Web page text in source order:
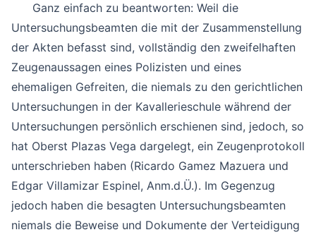
Ganz einfach zu beantworten: Weil die
Untersuchungsbeamten die mit der Zusammenstellung
der Akten befasst sind, vollständig den zweifelhaften
Zeugenaussagen eines Polizisten und eines
ehemaligen Gefreiten, die niemals zu den gerichtlichen
Untersuchungen in der Kavallerieschule während der
Untersuchungen persönlich erschienen sind, jedoch, so
hat Oberst Plazas Vega dargelegt, ein Zeugenprotokoll
unterschrieben haben (Ricardo Gamez Mazuera und
Edgar Villamizar Espinel, Anm.d.Ü.). Im Gegenzug
jedoch haben die besagten Untersuchungsbeamten
niemals die Beweise und Dokumente der Verteidigung